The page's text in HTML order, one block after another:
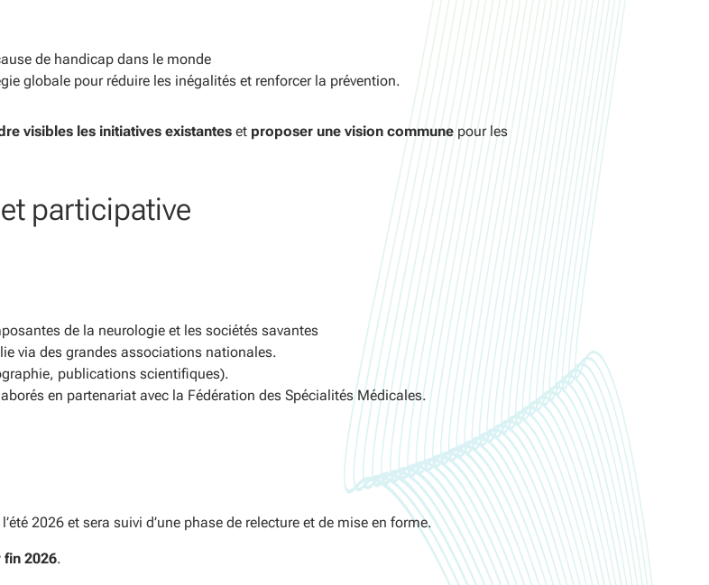
de handicap dans le monde
globale pour réduire les inégalités et renforcer la prévention.
visibles les initiatives existantes et proposer une vision communepour les
participative
de la neurologie et les sociétés savantes
via des grandes associations nationales.
publications scientifiques).
en partenariat avec la Fédération des Spécialités Médicales.
2026 et sera suivi d’une phase de relecture et de mise en forme.
2026.